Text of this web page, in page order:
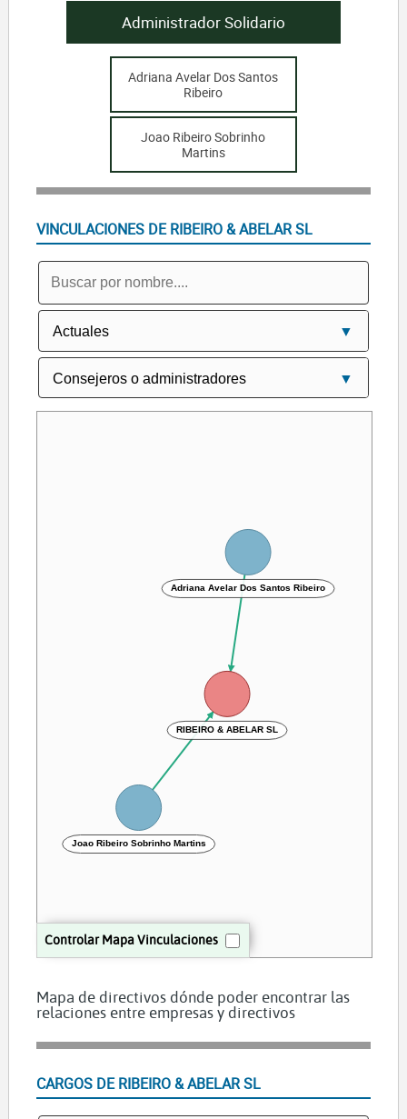
Administrador Solidario
Adriana Avelar Dos Santos
Ribeiro
Joao Ribeiro Sobrinho
Martins
VINCULACIONES DE RIBEIRO & ABELAR SL
Controlar Mapa Vinculaciones
RIBEIRO & ABELAR SL
Joao Ribeiro Sobrinho Martins
Adriana Avelar Dos Santos Ribeiro
Mapa de directivos dónde poder encontrar las
relaciones entre empresas y directivos
CARGOS DE RIBEIRO & ABELAR SL